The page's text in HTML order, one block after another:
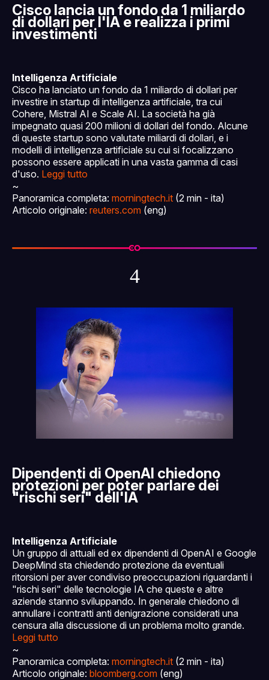
Cisco lancia un fondo da 1 miliardo
di dollari per l'IA e realizza i primi
investimenti
Intelligenza Artificiale
Cisco ha lanciato un fondo da 1 miliardo di dollari per
investire in startup di intelligenza artificiale, tra cui
Cohere, Mistral AI e Scale AI. La società ha già
impegnato quasi 200 milioni di dollari del fondo. Alcune
di queste startup sono valutate miliardi di dollari, e i
modelli di intelligenza artificiale su cui si focalizzano
possono essere applicati in una vasta gamma di casi
d'uso. Leggi tutto
~
Panoramica completa: morningtech.it (2 min - ita)
Articolo originale: reuters.com (eng)
4
Dipendenti di OpenAI chiedono
protezioni per poter parlare dei
"rischi seri" dell'IA
Intelligenza Artificiale
Un gruppo di attuali ed ex dipendenti di OpenAI e Google
DeepMind sta chiedendo protezione da eventuali
ritorsioni per aver condiviso preoccupazioni riguardanti i
"rischi seri" delle tecnologie IA che queste e altre
aziende stanno sviluppando. In generale chiedono di
annullare i contratti anti denigrazione considerati una
censura alla discussione di un problema molto grande.
Leggi tutto
~
Panoramica completa: morningtech.it (2 min - ita)
Articolo originale: bloomberg.com (eng)